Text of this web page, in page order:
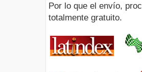
Por lo que el envío,
totalmente gratuito.